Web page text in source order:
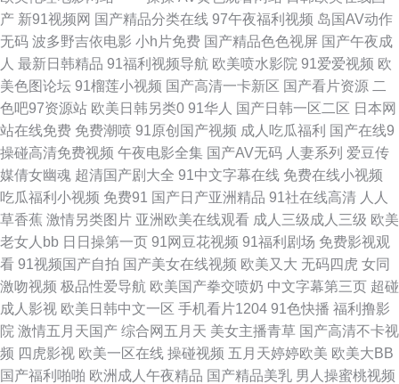
视频导航啪啪 欧美在线cd人妖视频 国产福利AV导航 91传媒性爱视频 国产
96视频导航 阿V中文资源在线 www久久青草 91n视频在线 欧美日韩成人精
品综合 国产玖玖爱日韩 成人AV免费在线观看 91欧美视频一二三 第一福利视
频导航网站 国产欧美一区二区 69麻豆 91社区免费视频 www蜜桃tv 福利姬
com 欧美青娇喷水免费视频 丝袜人妻中出 夜色资源导航 91视频网新网站 肏
屄的视频在线观看 国产区夜夜 久合色网 欧美日本三级伦理爱 先锋成人Av影
院 91海角 91小视频黄 爱艹伊人久久 国产三级国产精品自产 久久国产一区精
选 青娱乐福利导航 熟女wwwcn 亚洲天堂视频网站 91岁成人网站 浮力限制
产 新91视频网 国产精品分类在线 97午夜福利视频 岛国AV动作
无码 波多野吉依电影 小h片免费 国产精品色色视屏 国产午夜成
人 最新日韩精品 91福利视频导航 欧美喷水影院 91爱爱视频 欧
美色图论坛 91榴莲小视频 国产高清一卡新区 国产看片资源 二
色吧97资源站 欧美日韩另类0 91华人 国产日韩一区二区 日本网
站在线免费 免费潮喷 91原创国产视频 成人吃瓜福利 国产在线9
操碰高清免费视频 午夜电影全集 国产AV无码 人妻系列 爱豆传
媒倩女幽魂 超清国产剧大全 91中文字幕在线 免费在线小视频
吃瓜福利小视频 免费91 国产日产亚洲精品 91社在线高清 人人
草香蕉 激情另类图片 亚洲欧美在线观看 成人三级成人三级 欧美
老女人bb 日日操第一页 91网豆花视频 91福利剧场 免费影视观
看 91视频国产自拍 国产美女在线视频 欧美又大 无码四虎 女同
激吻视频 极品性爱导航 欧美国产拳交喷奶 中文字幕第三页 超碰
成人影视 欧美日韩中文一区 手机看片1204 91色快播 福利撸影
院 激情五月天国产 综合网五月天 美女主播青草 国产高清不卡视
频 四虎影视 欧美一区在线 操碰视频 五月天婷婷欧美 欧美大BB
国产福利啪啪 欧洲成人午夜精品 国产精品美乳 男人操蜜桃视频